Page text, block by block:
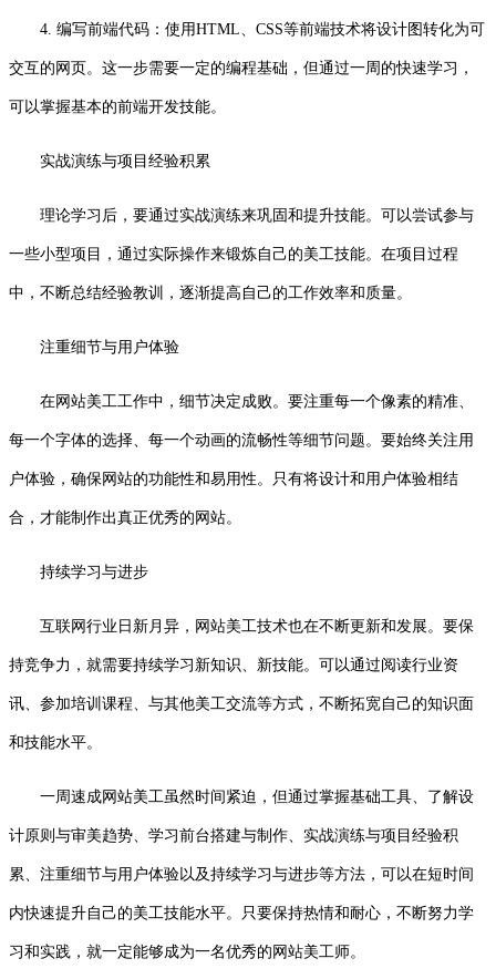
4. 编写前端代码：使用HTML、CSS等前端技术将设计图转化为可
交互的网页。这一步需要一定的编程基础，但通过一周的快速学习，
可以掌握基本的前端开发技能。
实战演练与项目经验积累
理论学习后，要通过实战演练来巩固和提升技能。可以尝试参与
一些小型项目，通过实际操作来锻炼自己的美工技能。在项目过程
中，不断总结经验教训，逐渐提高自己的工作效率和质量。
注重细节与用户体验
在网站美工工作中，细节决定成败。要注重每一个像素的精准、
每一个字体的选择、每一个动画的流畅性等细节问题。要始终关注用
户体验，确保网站的功能性和易用性。只有将设计和用户体验相结
合，才能制作出真正优秀的网站。
持续学习与进步
互联网行业日新月异，网站美工技术也在不断更新和发展。要保
持竞争力，就需要持续学习新知识、新技能。可以通过阅读行业资
讯、参加培训课程、与其他美工交流等方式，不断拓宽自己的知识面
和技能水平。
一周速成网站美工虽然时间紧迫，但通过掌握基础工具、了解设
计原则与审美趋势、学习前台搭建与制作、实战演练与项目经验积
累、注重细节与用户体验以及持续学习与进步等方法，可以在短时间
内快速提升自己的美工技能水平。只要保持热情和耐心，不断努力学
习和实践，就一定能够成为一名优秀的网站美工师。